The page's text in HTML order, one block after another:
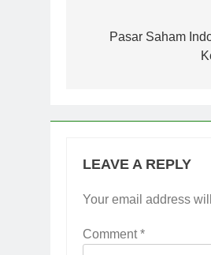
navigation
Pasar Saham
LEAVE A REPLY
Your email address
Comment*